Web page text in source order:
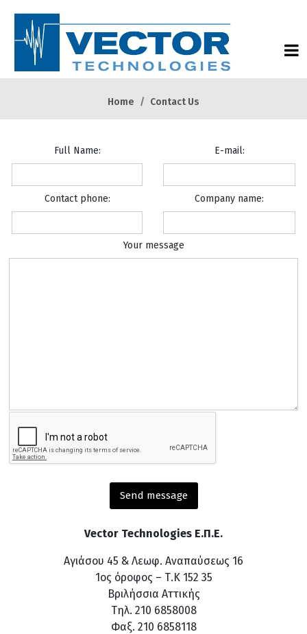
Home Contact Us
Full Name: E-mail:
Contact phone: Company name:
Your message
Vector Technologies Ε.Π.Ε.
Αγιάσου 45 & Λεωφ. Αναπαύσεως 16
1ος όροφος – Τ.Κ 152 35
Βριλήσσια Αττικής
Τηλ. 210 6858008
Φαξ. 210 6858118